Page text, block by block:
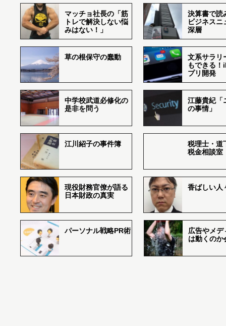
マッチョ社長の「筋
トレで解決しない悩
みはない！」
決算書で読
ビジネスニ
深層
草の根保守の蠢動
文系サラリ
もできる
プリ開発
中学校武道必修化の
是非を問う
江藤貴紀「
の事情」
江川紹子の事件簿
税理士・道
税金相談室
現役財務官僚が語る
日本財政の真実
香ばしい
パーソナル戦略PR術
広告やメデ
は動くのか